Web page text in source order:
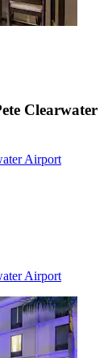
Clearwater
Airport
Airport